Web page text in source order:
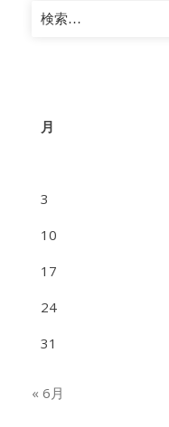
検
索:
月
3
10
17
24
31
« 6月